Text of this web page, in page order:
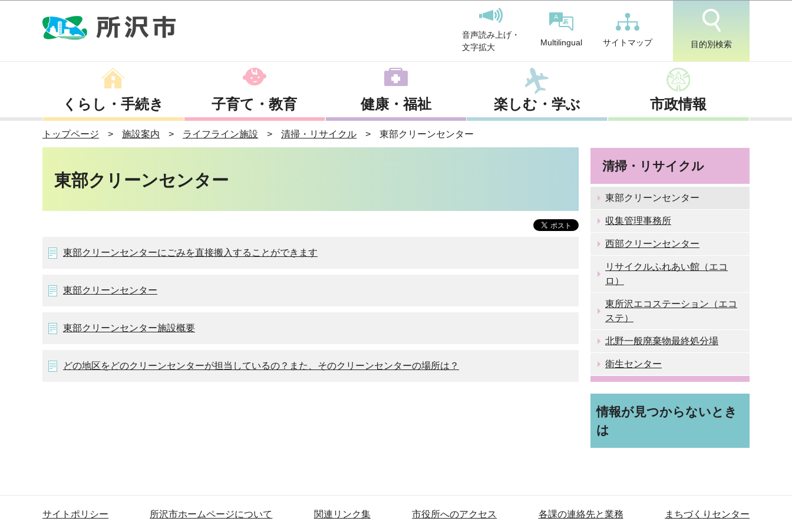
音声読み上げ・
文字拡大
Multilingual サイトマップ 目的別検索
くらし・手続き 子育て・教育 健康・福祉 楽しむ・学ぶ 市政情報
トップページ 施設案内 ライフライン施設 清掃・リサイクル 東部クリーンセンター
東部クリーンセンター
東部クリーンセンターにごみを直接搬入することができます
東部クリーンセンター
東部クリーンセンター施設概要
どの地区をどのクリーンセンターが担当しているの？また、そのクリーンセンターの場所は？
清掃・リサイクル
東部クリーンセンター
収集管理事務所
西部クリーンセンター
リサイクルふれあい館（エコ
ロ）
東所沢エコステーション（エコ
ステ）
北野一般廃棄物最終処分場
衛生センター
情報が見つからないとき
は
サイトポリシー 所沢市ホームページについて 関連リンク集 市役所へのアクセス 各課の連絡先と業務 まちづくりセンター